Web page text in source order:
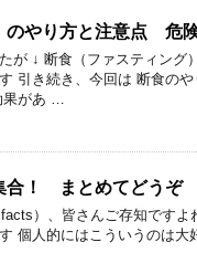
のやり方と注意点 危
が ↓ 断食（ファスティン
引き続き、今回は 断食のや
果があ …
合！ まとめてどうぞ
）、皆さんご存知です
個人的にはこういうのは